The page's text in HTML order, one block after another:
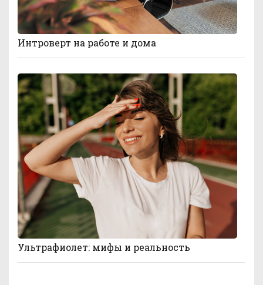
Интроверт на работе и дома
Ультрафиолет: мифы и реальность